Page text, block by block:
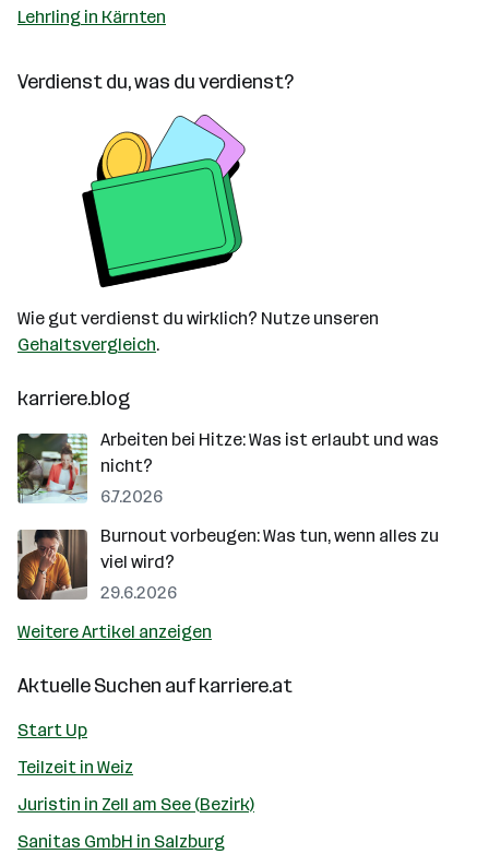
Lehrling in Kärnten
Verdienst du, was du verdienst?
Wie gut verdienst du wirklich? Nutze unseren
Gehaltsvergleich.
karriere.blog
Arbeiten bei Hitze: Was ist erlaubt und was
nicht?
6.7.2026
Burnout vorbeugen: Was tun, wenn alles zu
viel wird?
29.6.2026
Weitere Artikel anzeigen
Aktuelle Suchen aufkarriere.at
Start Up
Teilzeit in Weiz
Juristin in Zell am See (Bezirk)
Sanitas GmbH in Salzburg